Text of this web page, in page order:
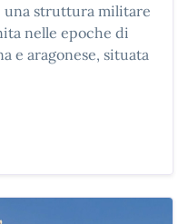
una struttura militare
nelle epoche di
e aragonese, situata
ARAGONESE DI